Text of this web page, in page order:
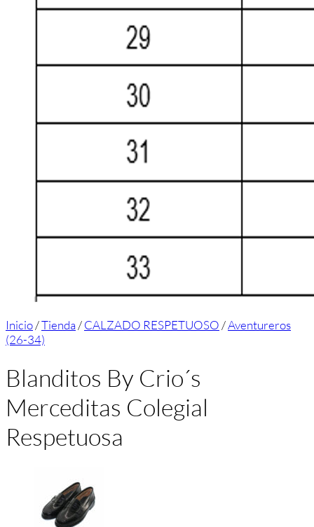
Inicio/Tienda/CALZADO RESPETUOSO/Aventureros
(26-34)
Blanditos By Crio´s
Merceditas Colegial
Respetuosa